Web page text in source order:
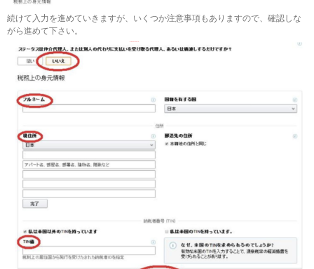
続けて入力を進めていきますが、いくつか注意事項もありますので、確認しな
がら進めて下さい。